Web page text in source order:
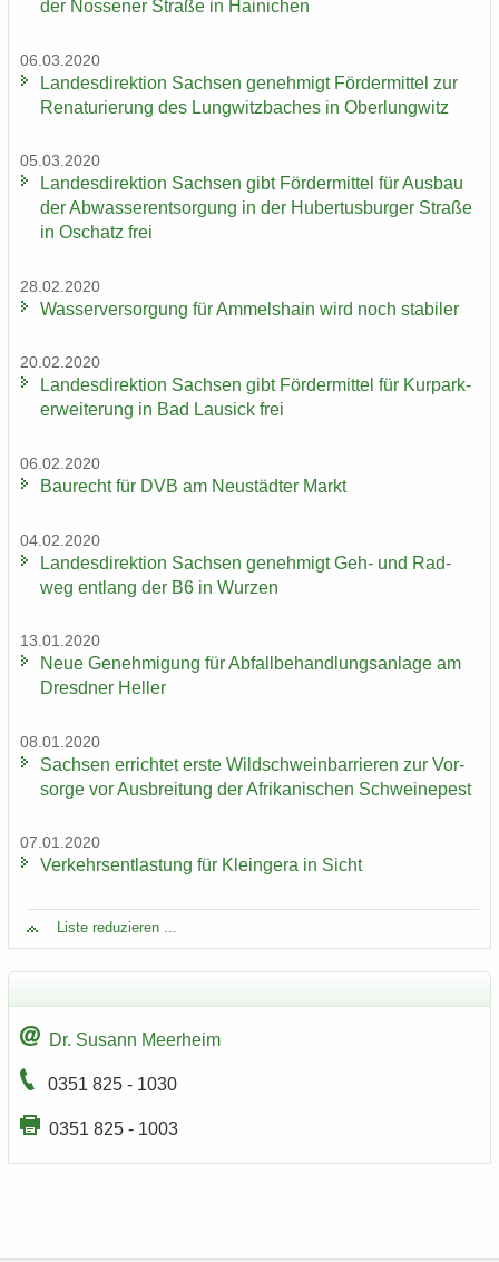
der Nos­se­ner Stra­ße in Hai­ni­chen
06.03.2020
Lan­des­di­rek­ti­on Sach­sen ge­neh­migt För­der­mit­tel zur
Re­na­tu­rie­rung des Lung­witz­ba­ches in Ober­lung­witz
05.03.2020
Lan­des­di­rek­ti­on Sach­sen gibt För­der­mit­tel für Aus­bau
der Ab­was­ser­ent­sor­gung in der Hu­ber­tus­bur­ger Stra­ße
in Oschatz frei
28.02.2020
Was­ser­ver­sor­gung für Am­mels­hain wird noch sta­bi­ler
20.02.2020
Lan­des­di­rek­ti­on Sach­sen gibt För­der­mit­tel für Kur­park­
erwei­te­rung in Bad Lau­sick frei
06.02.2020
Bau­recht für DVB am Neu­städ­ter Markt
04.02.2020
Lan­des­di­rek­ti­on Sach­sen ge­neh­migt Geh- und Rad­
weg ent­lang der B6 in Wur­zen
13.01.2020
Neue Ge­neh­mi­gung für Ab­fall­be­hand­lungs­an­la­ge am
Dresd­ner Hel­ler
08.01.2020
Sach­sen er­rich­tet erste Wild­schwein­bar­rie­ren zur Vor­
sor­ge vor Aus­brei­tung der Afri­ka­ni­schen Schwei­ne­pest
07.01.2020
Ver­kehrs­ent­las­tung für Klein­ge­ra in Sicht
Liste re­du­zie­ren ...
Dr. Su­sann Meer­heim
0351 825 - 1030
0351 825 - 1003